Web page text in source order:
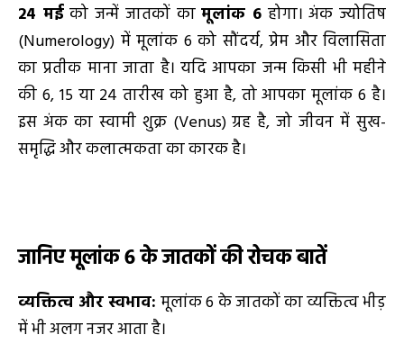
24 मईको जन्में जातकों कामूलांक 6होगा। अंक ज्योतिष
(Numerology) में मूलांक 6 को सौंदर्य, प्रेम और विलासिता
का प्रतीक माना जाता है। यदि आपका जन्म किसी भी महीने
की 6, 15 या 24 तारीख को हुआ है, तो आपका मूलांक 6 है।
इस अंक का स्वामी शुक्र (Venus) ग्रह है, जो जीवन में सुख-
समृद्धि और कलात्मकता का कारक है।
जानिए मूलांक6के जातकों की रोचक बातें
व्यक्तित्व और स्वभाव:मूलांक 6 के जातकों का व्यक्तित्व भीड़
में भी अलग नजर आता है।